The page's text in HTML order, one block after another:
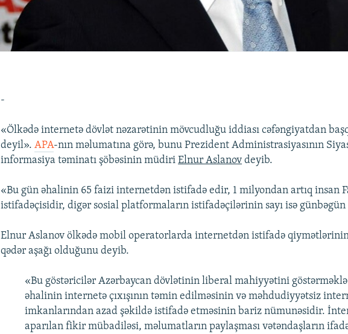
-
«Ölkədə internetə dövlət nəzarətinin mövcudluğu iddiası cəfəngiyatdan
deyil».APA-nın məlumatına görə, bunu Prezident Administrasiyasının
informasiya təminatı şöbəsinin müdiriElnur Aslanov deyib.
«Bu gün əhalinin 65 faizi internetdən istifadə edir, 1 milyondan artıq insan
istifadəçisidir, digər sosial platformaların istifadəçilərinin sayı isə günbəgün
Elnur Aslanov ölkədə mobil operatorlarda internetdən istifadə
qədər aşağı olduğunu deyib.
«Bu göstəricilər Azərbaycan dövlətinin liberal mahiyyətini göstərməklə
əhalinin internetə çıxışının təmin edilməsinin və məhdudiyyətsiz
imkanlarından azad şəkildə istifadə etməsinin bariz nümunəsidir.
aparılan fikir mübadiləsi, məlumatların paylaşması vətəndaşların